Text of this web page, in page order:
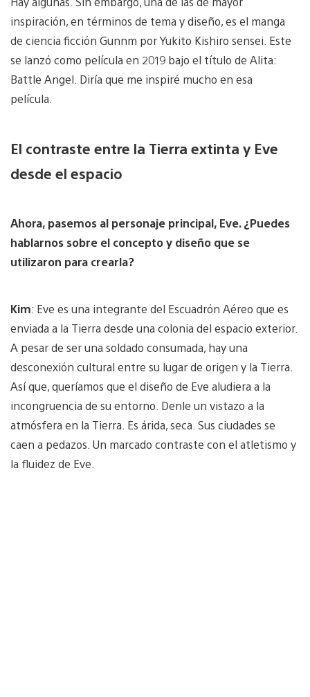
inspiración, en términos de tema y diseño, es el manga
de ciencia ficción Gunnm por Yukito Kishiro sensei. Este
se lanzó como película en 2019 bajo el título de Alita:
Battle Angel. Diría que me inspiré mucho en esa
película.
El contraste entre la Tierra extinta y Eve
desde el espacio
Ahora, pasemos al personaje principal, Eve. ¿Puedes
hablarnos sobre el concepto y diseño que se
utilizaron para crearla?
Kim: Eve es una integrante del Escuadrón Aéreo que es
enviada a la Tierra desde una colonia del espacio exterior.
A pesar de ser una soldado consumada, hay una
desconexión cultural entre su lugar de origen y la Tierra.
Así que, queríamos que el diseño de Eve aludiera a la
incongruencia de su entorno. Denle un vistazo a la
atmósfera en la Tierra. Es árida, seca. Sus ciudades se
caen a pedazos. Un marcado contraste con el atletismo y
la fluidez de Eve.